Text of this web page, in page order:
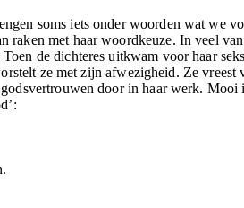
soms iets onder woorden wat we
raken met haar woordkeuze. In veel
de dichteres uitkwam voor haar
ze met zijn afwezigheid. Ze
door in haar werk.